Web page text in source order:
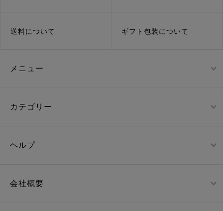
送料について ギフト包装について
メニュー
カテゴリー
ヘルプ
会社概要